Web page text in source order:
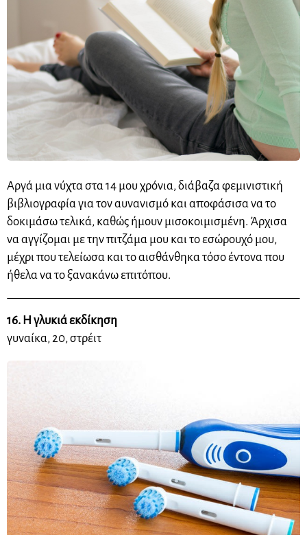
Αργά μια νύχτα στα 14 μου χρόνια, διάβαζα φεμινιστική
βιβλιογραφία για τον αυνανισμό και αποφάσισα να το
δοκιμάσω τελικά, καθώς ήμουν μισοκοιμισμένη. Άρχισα
να αγγίζομαι με την πιτζάμα μου και το εσώρουχό μου,
μέχρι που τελείωσα και το αισθάνθηκα τόσο έντονα που
ήθελα να το ξανακάνω επιτόπου.
16. Η γλυκιά εκδίκηση
γυναίκα, 20,στρέιτ